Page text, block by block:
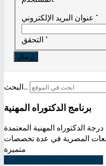
عنوان البريد الإلكتروني *
التحقق *
إرسال
البحث...
برنامج الدكتوراه المهنية
الدكتوراه المهنية المعتمدة
المصرية في عدة تخصصات
متميزة